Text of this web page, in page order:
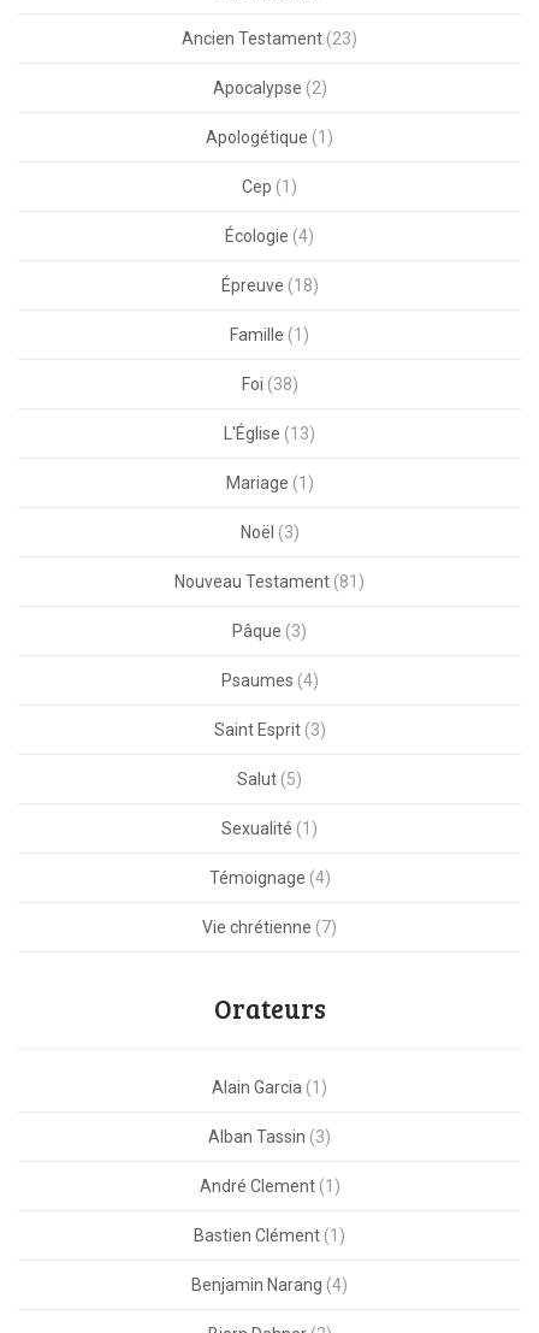
Ancien Testament (23)
Apocalypse (2)
Apologétique (1)
Cep (1)
Écologie (4)
Épreuve (18)
Famille (1)
Foi (38)
L'Église (13)
Mariage (1)
Noël (3)
Nouveau Testament (81)
Pâque (3)
Psaumes (4)
Saint Esprit(3)
Salut (5)
Sexualité (1)
Témoignage (4)
Vie chrétienne (7)
Orateurs
Alain Garcia (1)
Alban Tassin (3)
André Clement(1)
Bastien Clément (1)
Benjamin Narang (4)